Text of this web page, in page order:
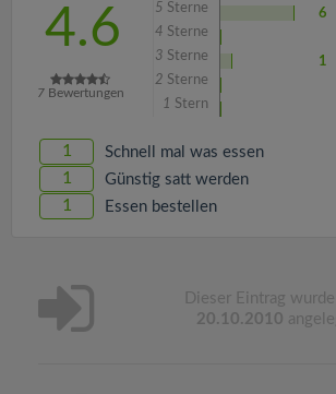
4.6
7Bewertungen
5 Sterne
6
4 Sterne
3 Sterne
1
2 Sterne
1 Stern
1 Schnell mal was essen
1 Günstig satt werden
1 Essen bestellen
Dieser Eintrag wurde
20.10.2010